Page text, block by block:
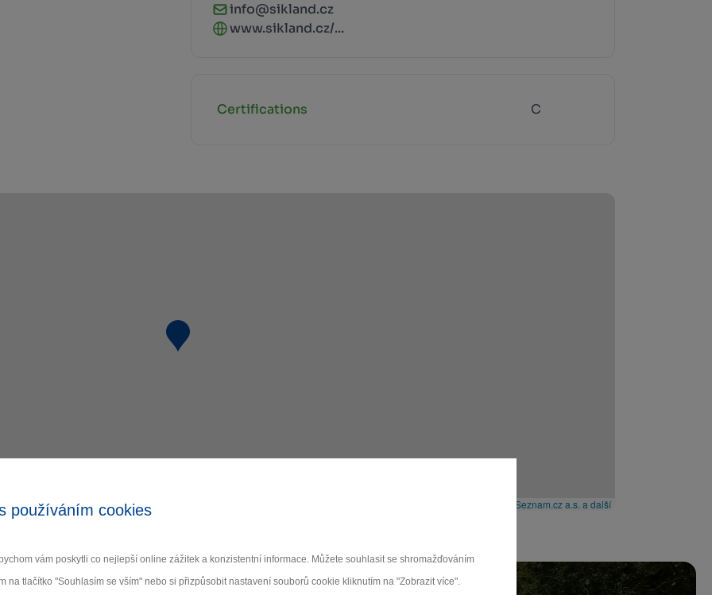
používáním cookies
vám poskytli co nejlepší online zážitek a konzistentní informace. Můžete souhlasit se shromažďováním
na tlačítko "Souhlasím se vším" nebo si přizpůsobit nastavení souborů cookie kliknutím na "Zobrazit více".
info@sikland.cz
www.sikland.cz/...
Certifications C
© Seznam.cz a.s. a další